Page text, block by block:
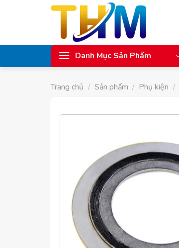
Danh Mục Sản Phẩm
Trang chủ / Sản phẩm / Phụ kiện /